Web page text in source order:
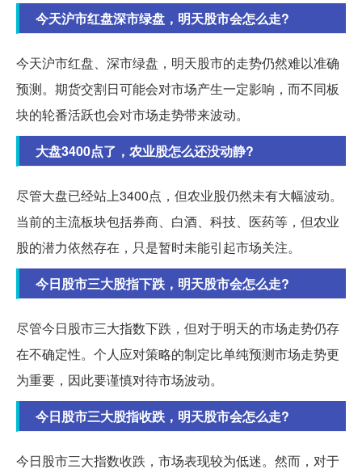
今天沪市红盘深市绿盘，明天股市会怎么走?
今天沪市红盘、深市绿盘，明天股市的走势仍然难以准确
预测。期货交割日可能会对市场产生一定影响，而不同板
块的轮番活跃也会对市场走势带来波动。
大盘3400点了，农业股怎么还没动静?
尽管大盘已经站上3400点，但农业股仍然未有大幅波动。
当前的主流板块包括券商、白酒、科技、医药等，但农业
股的潜力依然存在，只是暂时未能引起市场关注。
今日股市三大股指下跌，明天股市会怎么走?
尽管今日股市三大指数下跌，但对于明天的市场走势仍存
在不确定性。个人应对策略的制定比单纯预测市场走势更
为重要，因此要谨慎对待市场波动。
今日股市三大股指收跌，明天股市会怎么走?
今日股市三大指数收跌，市场表现较为低迷。然而，对于